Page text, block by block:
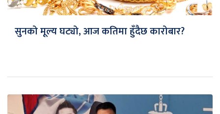
सुनको मूल्य घट्यो, आज कतिमा हुँदैछ कारोबार?